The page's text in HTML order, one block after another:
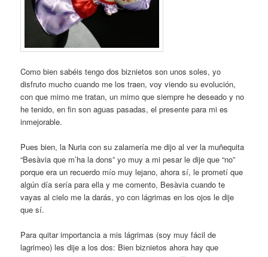
Como bien sabéis tengo dos biznietos son unos soles, yo
disfruto mucho cuando me los traen, voy viendo su evolución,
con que mimo me tratan, un mimo que siempre he deseado y no
he tenido, en fin son aguas pasadas, el presente para mi es
inmejorable.
Pues bien, la Nuria con su zalamería me dijo al ver la muñequita
“Besàvia que m’ha la dons” yo muy a mi pesar le dije que “no”
porque era un recuerdo mío muy lejano, ahora sí, le prometí que
algún día sería para ella y me comento, Besàvia cuando te
vayas al cielo me la darás, yo con lágrimas en los ojos le dije
que sí.
Para quitar importancia a mis lágrimas (soy muy fácil de
lagrimeo) les dije a los dos: Bien biznietos ahora hay que